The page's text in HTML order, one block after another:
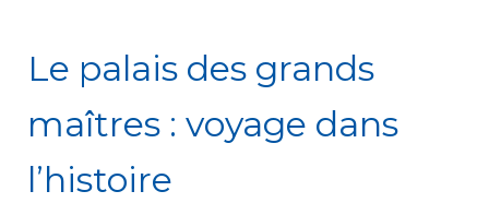
Le palais des grands
maîtres : voyage dans
l’histoire